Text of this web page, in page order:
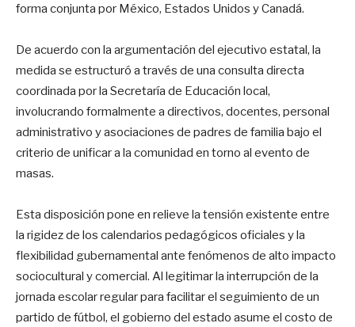
forma conjunta por México, Estados Unidos y Canadá.
De acuerdo con la argumentación del ejecutivo estatal, la
medida se estructuró a través de una consulta directa
coordinada por la Secretaría de Educación local,
involucrando formalmente a directivos, docentes, personal
administrativo y asociaciones de padres de familia bajo el
criterio de unificar a la comunidad en torno al evento de
masas.
Esta disposición pone en relieve la tensión existente entre
la rigidez de los calendarios pedagógicos oficiales y la
flexibilidad gubernamental ante fenómenos de alto impacto
sociocultural y comercial. Al legitimar la interrupción de la
jornada escolar regular para facilitar el seguimiento de un
partido de fútbol, el gobierno del estado asume el costo de